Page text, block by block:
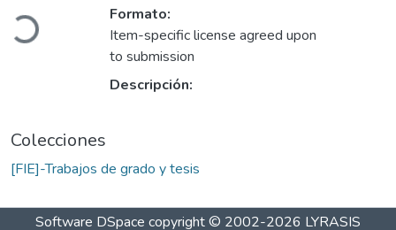
Cargando...
Formato:
Item-specific license agreed upon
to submission
Descripción:
Colecciones
[FIE]-Trabajos de grado y tesis
Software DSpace copyright © 2002-2026 LYRASIS